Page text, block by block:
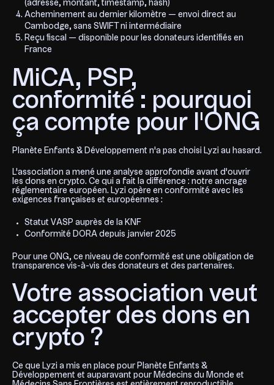
(adresse, montant, timestamp, hash)
Acheminement au dernier kilomètre — envoi direct au
Cambodge, sans SWIFT ni intermédiaire
Reçu fiscal — disponible pour les donateurs identifiés en
France
MiCA, PSP,
conformité : pourquoi
ça compte pour l'ONG
Planète Enfants & Développement n'a pas choisi Lyzi au hasard.
L'association a mené une analyse approfondie avant d'ouvrir
les dons en crypto. Ce qui a fait la différence : notre ancrage
réglementaire européen. Lyzi opère en conformité avec les
exigences françaises et européennes :
Statut VASP auprès de la KNF
Conformité DORA depuis janvier 2025
Pour une ONG, ce niveau de conformité est une obligation de
transparence vis-à-vis des donateurs et des partenaires.
Votre association veut
accepter des dons en
crypto ?
Ce que Lyzi a mis en place pour Planète Enfants &
Développement et auparavant pour Médecins du Monde et